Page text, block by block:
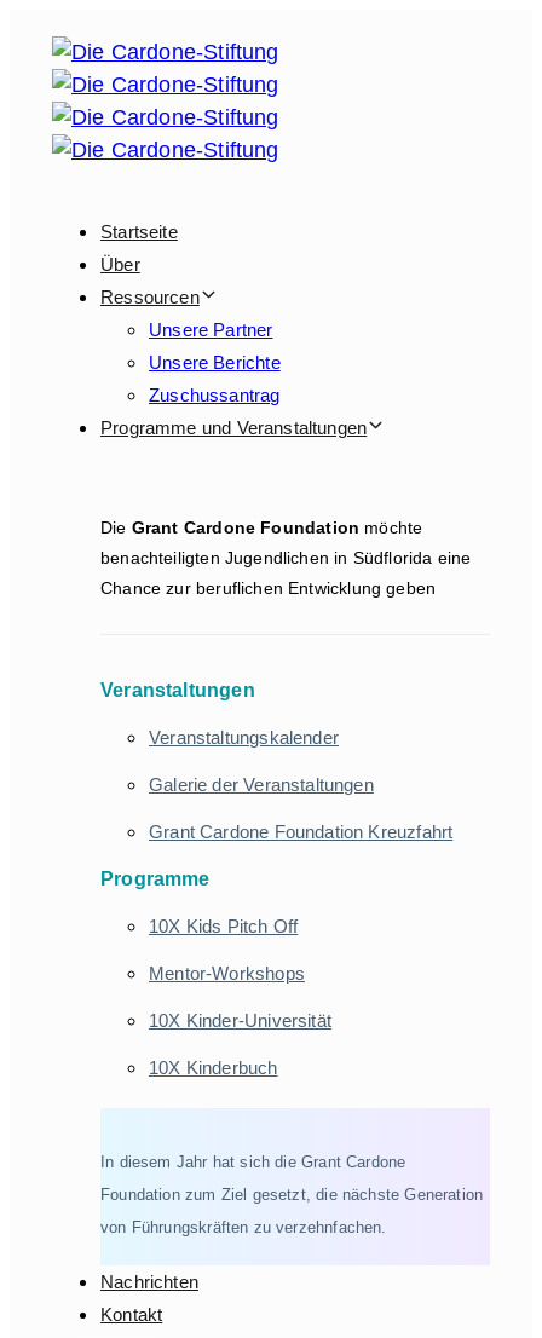
überspringen
Hauptnavigation
springen
Zum
Inhalt
Startseite
Über
Ressourcen
Unsere Partner
Unsere Berichte
Zuschussantrag
Programme und Veranstaltungen
Die Grant Cardone Foundation möchte
benachteiligten Jugendlichen in Südflorida eine
Chance zur beruflichen Entwicklung geben
Veranstaltungen
Veranstaltungskalender
Galerie der Veranstaltungen
Grant Cardone Foundation Kreuzfahrt
Programme
10X Kids Pitch Off
Mentor-Workshops
10X Kinder-Universität
10X Kinderbuch
In diesem Jahr hat sich die Grant Cardone
Foundation zum Ziel gesetzt, die nächste Generation
von Führungskräften zu verzehnfachen.
Nachrichten
Kontakt